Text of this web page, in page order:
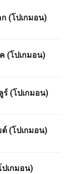
ก (โปเกมอน)
(โปเกมอน)
ร์ (โปเกมอน)
ต์ (โปเกมอน)
ปเกมอน)